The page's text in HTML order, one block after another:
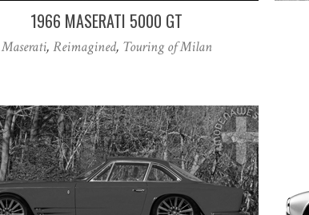
1966 MASERATI 5000 GT
Maserati, Reimagined, Touring of Milan